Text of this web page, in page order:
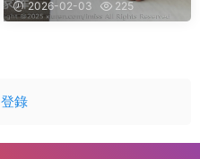
2026-02-03 225
登錄